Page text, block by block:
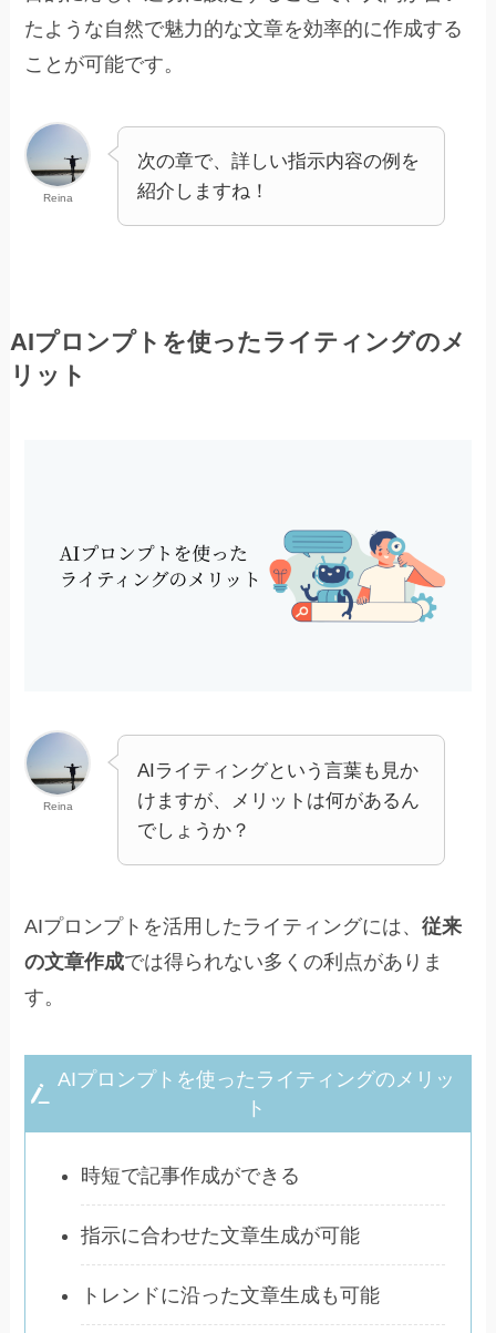
たような自然で魅力的な文章を効率的に作成する
ことが可能です。
Reina
次の章で、詳しい指示内容の例を
紹介しますね！
AIプロンプトを使ったライティングのメ
リット
Reina
AIライティングという言葉も見か
けますが、メリットは何があるん
でしょうか？
AIプロンプトを活用したライティングには、従来
の文章作成では得られない多くの利点がありま
す。
AIプロンプトを使ったライティングのメリッ
ト
時短で記事作成ができる
指示に合わせた文章生成が可能
トレンドに沿った文章生成も可能